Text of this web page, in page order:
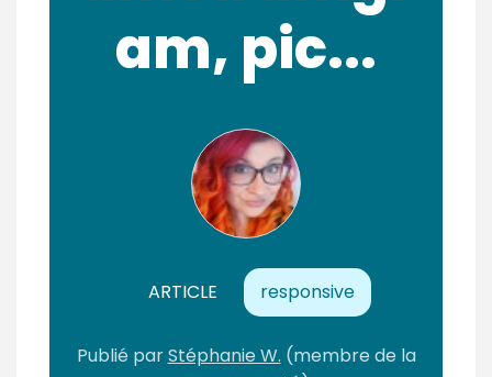
am, pic...
ARTICLE responsive
Publié parStéphanie W. (membre de la